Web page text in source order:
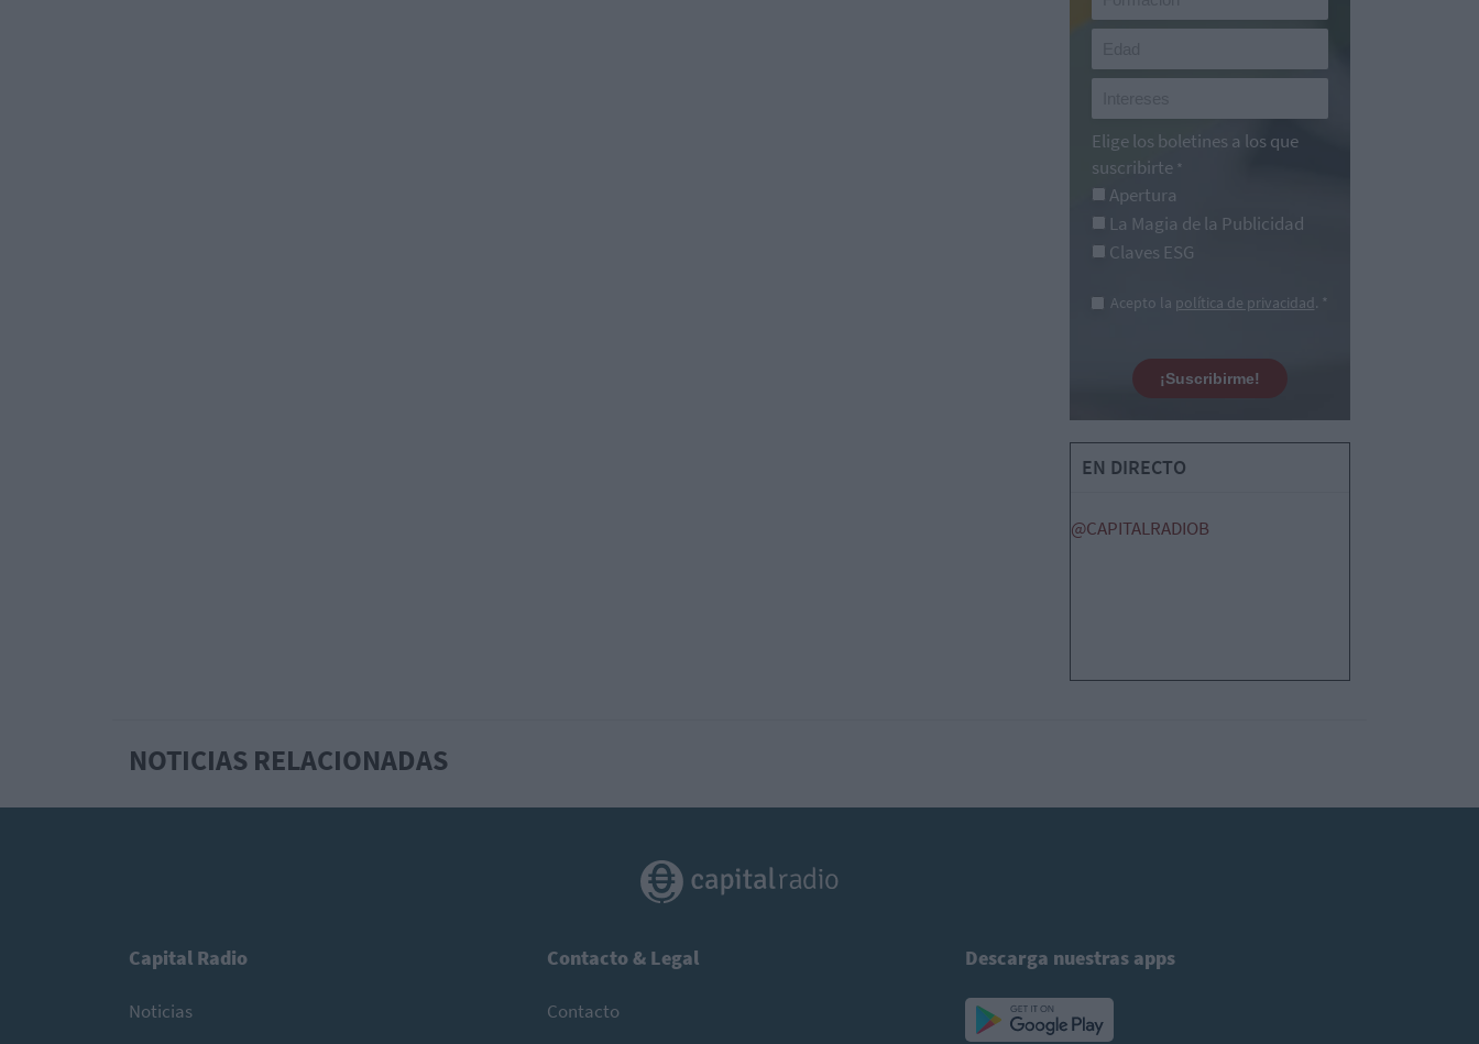
Elige los boletines a los que
suscribirte *
Apertura
La Magia de la Publicidad
Claves ESG
Acepto la política de privacidad. *
¡Suscribirme!
EN DIRECTO
@CAPITALRADIOB
NOTICIAS RELACIONADAS
Capital Radio
Noticias
Contacto & Legal
Contacto
Descarga nuestras apps